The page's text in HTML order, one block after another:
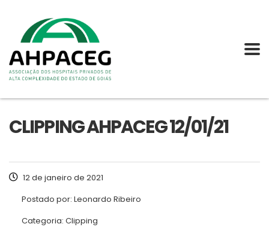
CLIPPING AHPACEG 12/01/21
12 de janeiro de 2021
Postado por: Leonardo Ribeiro
Categoria: Clipping